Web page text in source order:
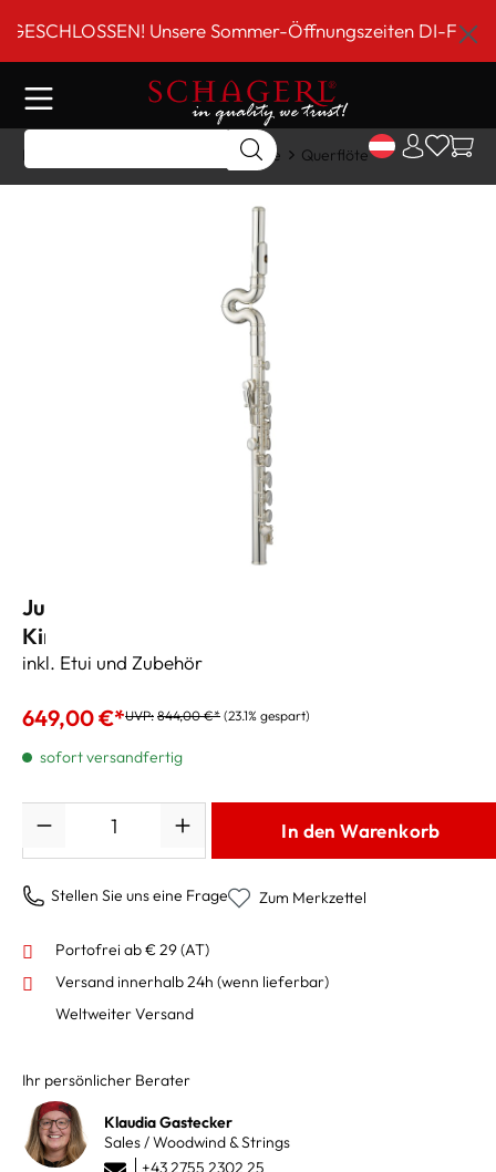
springenUnsere Sommer-Öffnungszeiten DI-FR 9
Home Holzblasinstrumente Querflöte
Jupiter Querflöte Waveline D-Loop für
Kinder in C
inkl. Etui und Zubehör
649,00 €*UVP: 844,00 €* (23.1% gespart)
sofort versandfertig
In den Warenkorb
Stellen Sie uns eine Frage Zum Merkzettel
Portofrei ab € 29 (AT)
Versand innerhalb 24h (wenn lieferbar)
Weltweiter Versand
Ihr persönlicher Berater
Klaudia Gastecker
Sales / Woodwind & Strings
+43 2755 2302 25